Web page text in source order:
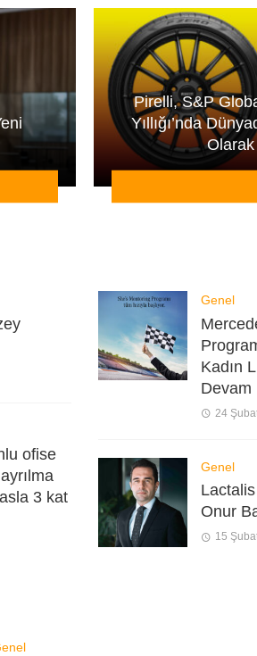
Pirelli, S&P
Yıllığı’nda
Olarak
ofise
3 kat
Genel
Kadın
Devam
24
Genel
Lactalis
Onur
15